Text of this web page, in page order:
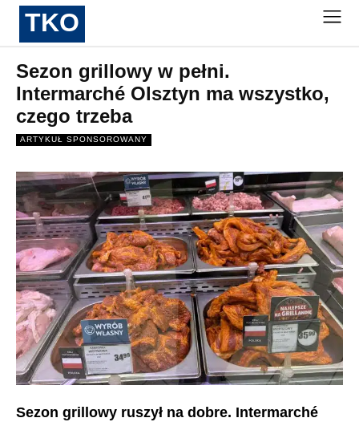
TKO
Sezon grillowy w pełni.
Intermarché Olsztyn ma wszystko,
czego trzeba
ARTYKUŁ SPONSOROWANY
Sezon grillowy ruszył na dobre. Intermarché